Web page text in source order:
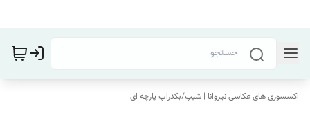
اکسسوری های عکاسی نیروانا | شیپ/بکدراپ پارچه ای